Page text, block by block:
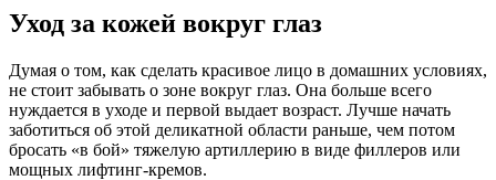
Уход за кожей вокруг глаз
Думая о том, как сделать красивое лицо в домашних условиях,
не стоит забывать о зоне вокруг глаз. Она больше всего
нуждается в уходе и первой выдает возраст. Лучше начать
заботиться об этой деликатной области раньше, чем потом
бросать «в бой» тяжелую артиллерию в виде филлеров или
мощных лифтинг-кремов.